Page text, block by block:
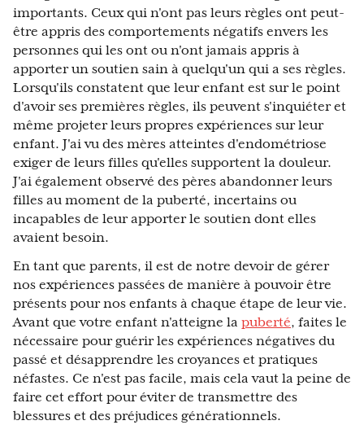
importants. Ceux qui n'ont pas leurs règles ont peut-
être appris des comportements négatifs envers les
personnes qui les ont ou n'ont jamais appris à
apporter un soutien sain à quelqu'un qui a ses règles.
Lorsqu'ils constatent que leur enfant est sur le point
d'avoir ses premières règles, ils peuvent s'inquiéter et
même projeter leurs propres expériences sur leur
enfant. J'ai vu des mères atteintes d'endométriose
exiger de leurs filles qu'elles supportent la douleur.
J'ai également observé des pères abandonner leurs
filles au moment de la puberté, incertains ou
incapables de leur apporter le soutien dont elles
avaient besoin.
En tant que parents, il est de notre devoir de gérer
nos expériences passées de manière à pouvoir être
présents pour nos enfants à chaque étape de leur vie.
Avant que votre enfant n'atteigne la puberté, faites le
nécessaire pour guérir les expériences négatives du
passé et désapprendre les croyances et pratiques
néfastes. Ce n'est pas facile, mais cela vaut la peine de
faire cet effort pour éviter de transmettre des
blessures et des préjudices générationnels.